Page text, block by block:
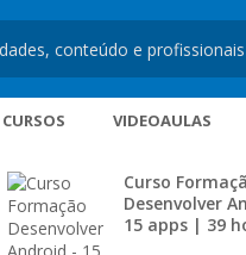
CURSOS VIDEOAULAS
Curso
Desenvolver
15 apps | 39